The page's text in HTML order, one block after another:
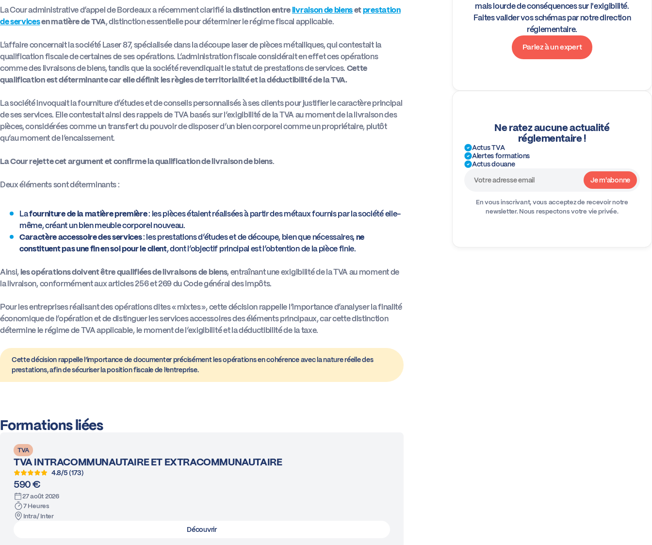
La Cour administrative d’appel de Bordeaux a récemment clarifié ladistinction entrelivraison de biensetprestation
de servicesen matière de TVA, distinction essentielle pour déterminer le régime fiscal applicable.
L’affaire concernait la société Laser 87, spécialisée dans la découpe laser de pièces métalliques, qui contestait la
qualification fiscale de certaines de ses opérations. L’administration fiscale considérait en effet ces opérations
comme des livraisons de biens, tandis que la société revendiquait le statut de prestations de services.Cette
qualification est déterminante car elle définit les règles de territorialité et la déductibilité de la TVA.
La société invoquait la fourniture d’études et de conseils personnalisés à ses clients pour justifier le caractère principal
de ses services. Elle contestait ainsi des rappels de TVA basés sur l’exigibilité de la TVA au moment de la livraison des
pièces, considérées comme un transfert du pouvoir de disposer d’un bien corporel comme un propriétaire, plutôt
qu’au moment de l’encaissement.
La Cour rejette cet argument et confirme la qualification de livraison de biens.
Deux éléments sont déterminants :
Lafourniture de la matièrepremière: les pièces étaient réalisées à partir des métaux fournis par la société elle-
même, créant un bien meuble corporel nouveau.
Caractère accessoire des services: les prestations d’études et de découpe, bien que nécessaires,ne
constituent pas une fin en soi pour le client, dont l’objectif principal est l’obtention de la pièce finie.
Ainsi,les opérations doivent être qualifiées de livraisons de biens, entraînant une exigibilité de la TVA au moment de
la livraison, conformément aux articles 256 et 269 du Code général des impôts.
Pour les entreprises réalisant des opérations dites « mixtes », cette décision rappelle l’importance d’analyser la finalité
économique de l’opération et de distinguer les services accessoires des éléments principaux, car cette distinction
détermine le régime de TVA applicable, le moment de l’exigibilité et la déductibilité de la taxe.
Cette décision rappelle l’importance de documenter précisément les opérations en cohérence avec la nature réelle des
prestations, afin de sécuriser la position fiscale de l’entreprise.
Formations liées
TVA
TVA INTRACOMMUNAUTAIRE ET EXTRACOMMUNAUTAIRE
4.8/5 (173)
590 €
27 août 2026
7 Heures
Intra/ Inter
Découvrir
mais lourde de conséquences sur l'exigibilité.
Faites valider vos schémas par notre direction
réglementaire.
Parlez à un expert
Ne ratez aucune actualité
réglementaire !
Actus TVA
Alertes formations
Actus douane
En vous inscrivant, vous acceptez de recevoir notre
newsletter.Nous respectons votre vie privée.